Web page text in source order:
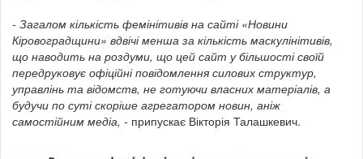
- Загалом кількість фемінітивів на сайті «Новини
Кіровоградщини» вдвічі менша за кількість маскулінітивів,
що наводить на роздуми, що цей сайт у більшості своїй
передруковує офіційні повідомлення силових структур,
управлінь та відомств, не готуючи власних матеріалів, а
будучи по суті скоріше агрегатором новин, аніж
самостійним медіа, - припускає Вікторія Талашкевич.